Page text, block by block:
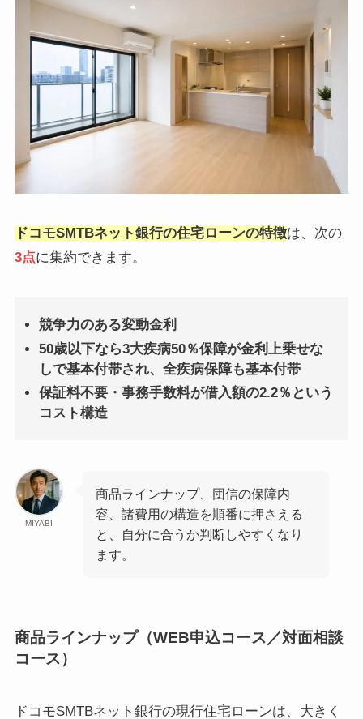
ドコモSMTBネット銀行の住宅ローンの特徴は、次の
3点に集約できます。
競争力のある変動金利
50歳以下なら3大疾病50％保障が金利上乗せな
しで基本付帯され、全疾病保障も基本付帯
保証料不要・事務手数料が借入額の2.2％という
コスト構造
MIYABI
商品ラインナップ、団信の保障内
容、諸費用の構造を順番に押さえる
と、自分に合うか判断しやすくなり
ます。
商品ラインナップ（WEB申込コース／対面相談
コース）
ドコモSMTBネット銀行の現行住宅ローンは、大きく